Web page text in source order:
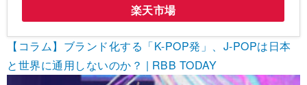
楽天市場
【コラム】ブランド化する「K-POP発」、J-POPは日本
と世界に通用しないのか？ | RBB TODAY